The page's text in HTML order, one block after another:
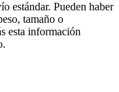
estándar. Pueden haber
tamaño o
esta información